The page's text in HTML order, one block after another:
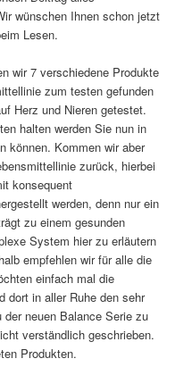
wünschen Ihnen schon jetzt
Lesen.
wir 7 verschiedene Produkte
zum testen gefunden
Herz und Nieren getestet.
halten werden Sie nun in
können. Kommen wir aber
zurück, hierbei
konsequent
werden, denn nur ein
zu einem gesunden
System hier zu erläutern
empfehlen wir für alle die
einfach mal die
dort in aller Ruhe den sehr
neuen Balance Serie zu
verständlich geschrieben.
Produkten.